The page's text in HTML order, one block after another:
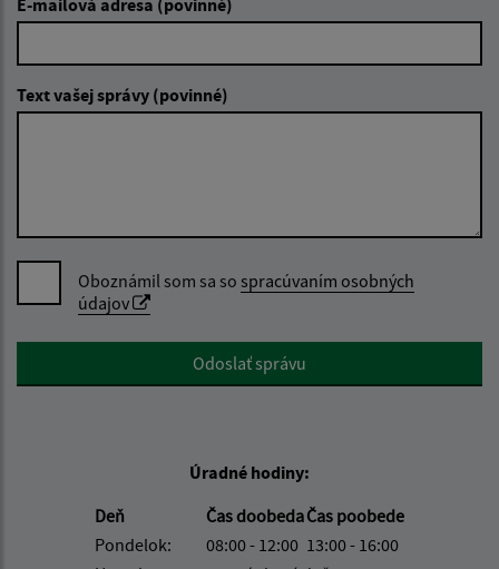
E-mailová adresa (povinné)
Text vašej správy (povinné)
Oboznámil som sa so spracúvaním osobných
údajov
Google reCaptcha ResponseOdoslať správu
Úradné hodiny:
Deň
Čas doobedaČas poobede
Pondelok:
08:00 - 12:00 13:00 - 16:00